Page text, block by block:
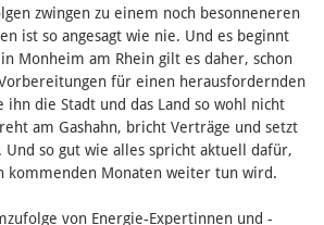
zwingen zu einem noch besonneneren
ist so angesagt wie nie. Und es beginnt
Monheim am Rhein gilt es daher, schon
für einen herausfordernden
die Stadt und das Land so wohl nicht
am Gashahn, bricht Verträge und setzt
Und so gut wie alles spricht aktuell dafür,
kommenden Monaten weiter tun wird.
von Energie-Expertinnen und -